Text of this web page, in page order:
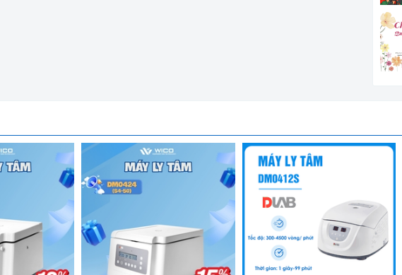
vệ quá tốc độ khi lắp rotor vào.
ngắt